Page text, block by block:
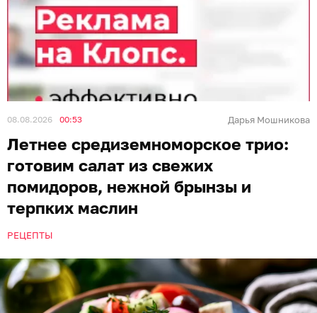
08.08.2026 00:53 Дарья Мошникова
Летнее средиземноморское трио:
готовим салат из свежих
помидоров, нежной брынзы и
терпких маслин
РЕЦЕПТЫ